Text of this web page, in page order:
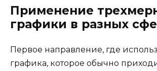
Применение
графики в разных
Первое направление, где
графика, которое обычно